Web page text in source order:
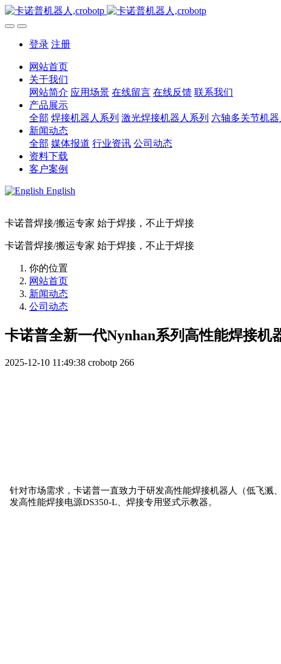
登录 注册
网站首页
关于我们
网站简介 应用场景 在线留言 在线反馈 联系我们
产品展示
全部 焊接机器人系列 激光焊接机器人系列 六轴多关节机器
新闻动态
全部 媒体报道 行业资讯 公司动态
资料下载
客户案例
English
卡诺普焊接/搬运专家 始于焊接，不止于焊接
卡诺普焊接/搬运专家 始于焊接，不止于焊接
你的位置
网站首页
新闻动态
公司动态
卡诺普全新一代Nynhan系列高性能焊接机
2025-12-10 11:49:38 crobotp 266
针对市场需求，卡诺普一直致力于研发高性能焊接机器人（低飞溅
发高性能焊接电源DS350-L、焊接专用竖式示教器。